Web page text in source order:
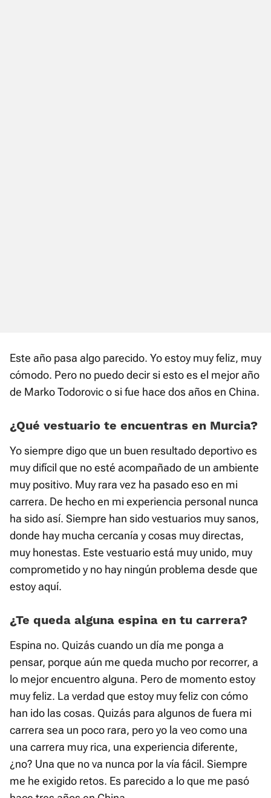
Este año pasa algo parecido. Yo estoy muy feliz, muy
cómodo. Pero no puedo decir si esto es el mejor año
de Marko Todorovic o si fue hace dos años en China.
¿Qué vestuario te encuentras en Murcia?
Yo siempre digo que un buen resultado deportivo es
muy difícil que no esté acompañado de un ambiente
muy positivo. Muy rara vez ha pasado eso en mi
carrera. De hecho en mi experiencia personal nunca
ha sido así. Siempre han sido vestuarios muy sanos,
donde hay mucha cercanía y cosas muy directas,
muy honestas. Este vestuario está muy unido, muy
comprometido y no hay ningún problema desde que
estoy aquí.
¿Te queda alguna espina en tu carrera?
Espina no. Quizás cuando un día me ponga a
pensar, porque aún me queda mucho por recorrer, a
lo mejor encuentro alguna. Pero de momento estoy
muy feliz. La verdad que estoy muy feliz con cómo
han ido las cosas. Quizás para algunos de fuera mi
carrera sea un poco rara, pero yo la veo como una
una carrera muy rica, una experiencia diferente,
¿no? Una que no va nunca por la vía fácil. Siempre
me he exigido retos. Es parecido a lo que me pasó